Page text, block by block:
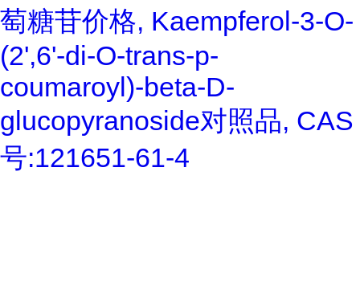
萄糖苷价格, Kaempferol-3-O-
(2',6'-di-O-trans-p-
coumaroyl)-beta-D-
glucopyranoside对照品, CAS
号:121651-61-4